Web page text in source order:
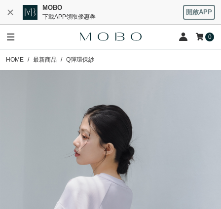
MOBO
下載APP領取優惠券
開啟APP
0
HOME 最新商品 Q彈環保紗